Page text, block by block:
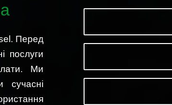
Перед
послуги
Ми
сучасні